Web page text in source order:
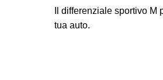
Il differenziale sportivo
tua auto.